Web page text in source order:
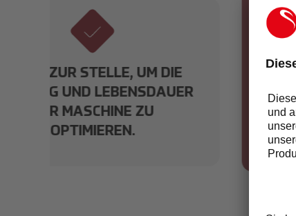
UNBEGRENZTER
BEREITSCHAFTSDIENST DURCH
KUNDENBETREUUNGSTEAM